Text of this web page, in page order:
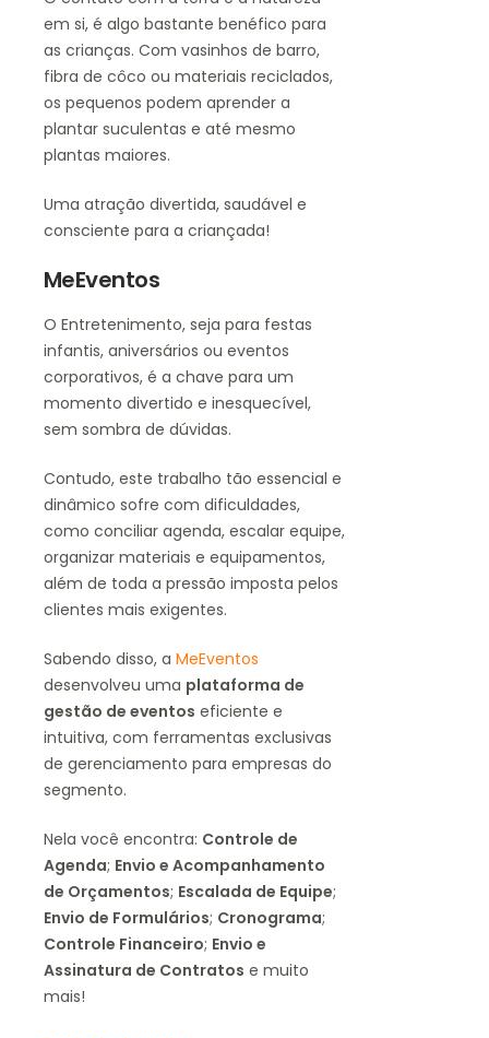
em si, é algo bastante benéfico para
as crianças. Com vasinhos de barro,
fibra de côco ou materiais reciclados,
os pequenos podem aprender a
plantar suculentas e até mesmo
plantas maiores.
Uma atração divertida, saudável e
consciente para a criançada!
MeEventos
O Entretenimento, seja para festas
infantis, aniversários ou eventos
corporativos, é a chave para um
momento divertido e inesquecível,
sem sombra de dúvidas.
Contudo, este trabalho tão essencial e
dinâmico sofre com dificuldades,
como conciliar agenda, escalar equipe,
organizar materiais e equipamentos,
além de toda a pressão imposta pelos
clientes mais exigentes.
Sabendo disso, a MeEventos
desenvolveu uma plataforma de
gestão de eventos eficiente e
intuitiva, com ferramentas exclusivas
de gerenciamento para empresas do
segmento.
Nela você encontra: Controle de
Agenda; Envio e Acompanhamento
de Orçamentos; Escalada de Equipe;
Envio de Formulários; Cronograma;
Controle Financeiro; Envio e
Assinatura de Contratos e muito
mais!